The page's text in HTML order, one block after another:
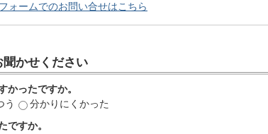
ォームでのお問い合せはこちら
かせください
かったですか。
う
分かりにくかった
ですか。